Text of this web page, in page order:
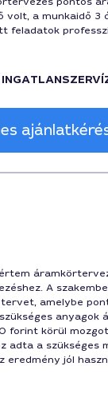
volt, a munkaidő 3
feladatok
A
amelybe
anyagok
forint körül
adta a szükséges
eredmény jól